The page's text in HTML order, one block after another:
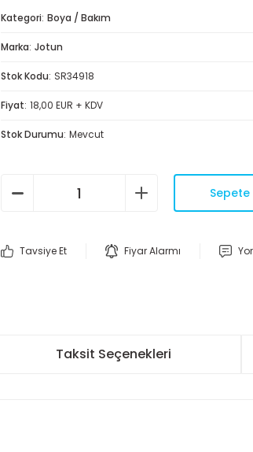
Kategori Boya / Bakım
Marka Jotun
Stok Kodu SR34918
Fiyat 18,00 EUR + KDV
Stok Durumu Mevcut
Sepete
Tavsiye Et Fiyar Alarmı
Taksit Seçenekleri